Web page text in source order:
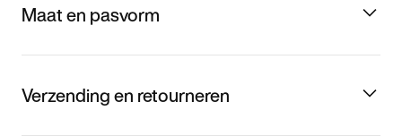
Maat en pasvorm
Verzending en retourneren